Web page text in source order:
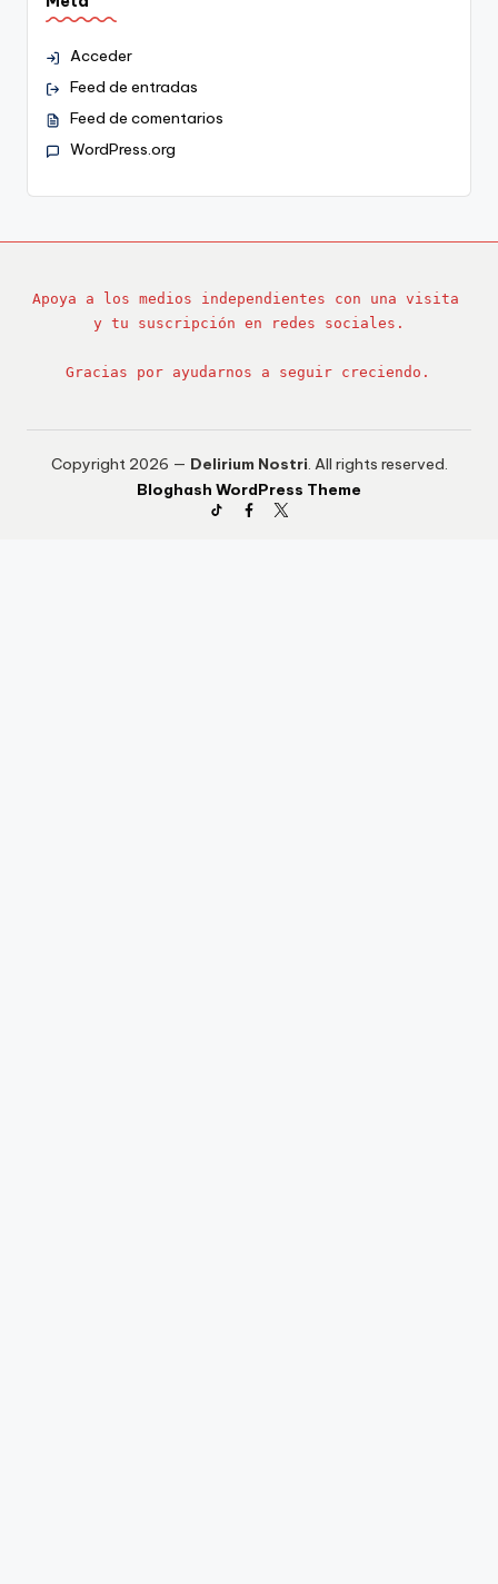
Acceder
Feed de entradas
Feed de comentarios
WordPress.org
Apoya a los medios independientes con una visita
y tu suscripción en redes sociales.
Gracias por ayudarnos a seguir creciendo.
Copyright 2026 — Delirium Nostri. All rights reserved.
Bloghash WordPress Theme
TikTokFacebook
Twitter